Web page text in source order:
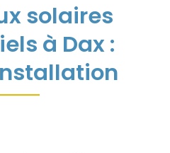
solaires
à Dax :